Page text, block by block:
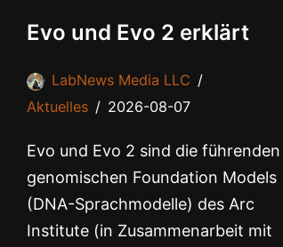
Evo und Evo 2 erklärt
LabNews Media LLC
Aktuelles
2026-08-07
Evo und Evo 2 sind die führenden
genomischen Foundation Models
(DNA-Sprachmodelle) des Arc
Institute (in Zusammenarbeit mit